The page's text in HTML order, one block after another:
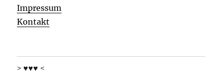
Impressum
Kontakt
> ♥♥♥ <